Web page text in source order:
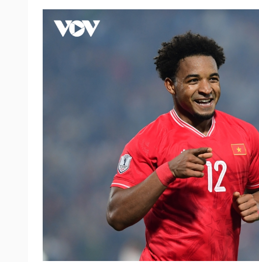
Dinh dưỡng - món ngon
Cây thuốc
Tình yêu - Gia đình